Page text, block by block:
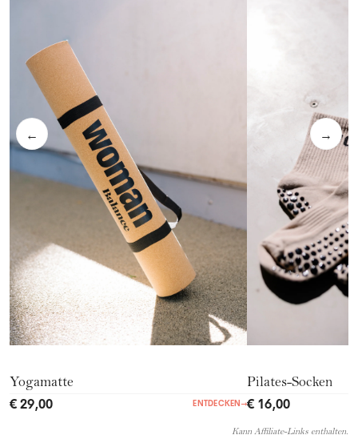
← →
Yogamatte
€ 29,00 ENTDECKEN→
Pilates-Socken
€ 16,00
Kann Affiliate-Links enthalten.